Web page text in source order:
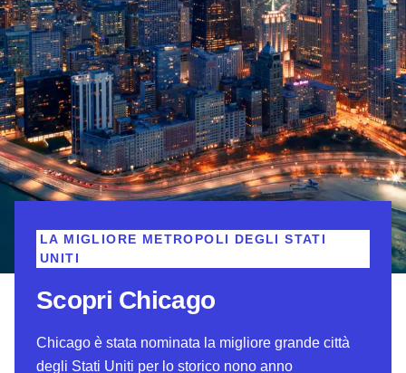
Scopri Chicago
LA MIGLIORE METROPOLI DEGLI STATI
UNITI
Chicago è stata nominata la migliore grande città
degli Stati Uniti per lo storico nono anno